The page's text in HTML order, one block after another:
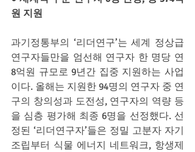
원 지원
과기정통부의 ‘리더연구’는 세계 정상급
연구자들만을 엄선해 연구자 한 명당 연
8억원 규모로 9년간 집중 지원하는 사업
이다. 올해는 지원한 94명의 연구자 중 연
구의 창의성과 도전성, 연구자의 역량 등
을 심층 평가해 최종 6명을 선정했다. 선
정된 ‘리더연구자’들은 정밀 고분자 자기
조립부터 식물 에너지 네트워크, 항생제